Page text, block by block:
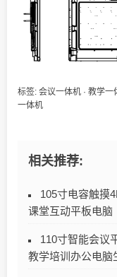
标签: 会议一体机 · 教学一
一体机
相关推荐:
105寸电容触摸
课堂互动平板电脑
110寸智能会议
教学培训办公电脑